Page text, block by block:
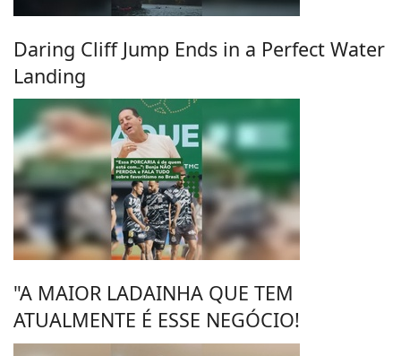
Daring Cliff Jump Ends in a Perfect Water
Landing
"A MAIOR LADAINHA QUE TEM
ATUALMENTE É ESSE NEGÓCIO!